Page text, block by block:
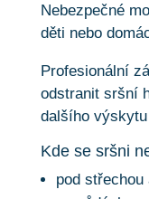
Nebezpečné
děti nebo
Profesionální
odstranit sršní
dalšího
Kde se sršni
pod